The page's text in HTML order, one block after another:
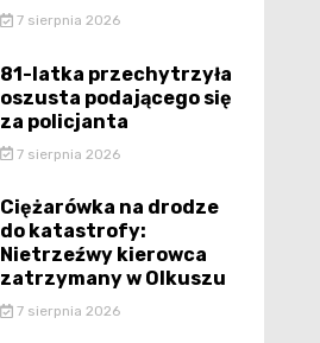
7 sierpnia 2026
81-latka przechytrzyła
oszusta podającego się
za policjanta
7 sierpnia 2026
Ciężarówka na drodze
do katastrofy:
Nietrzeźwy kierowca
zatrzymany w Olkuszu
7 sierpnia 2026